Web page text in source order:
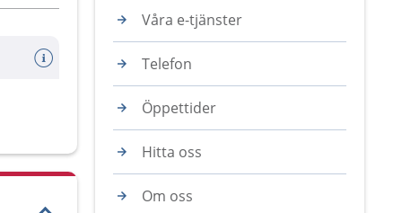
Våra e-tjänster
Telefon
Öppettider
Hitta oss
Om oss